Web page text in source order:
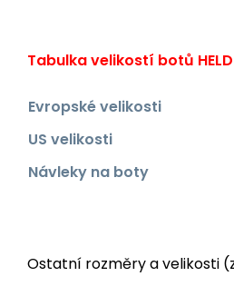
Tabulka velikostí botů HELD
Evropské velikosti
US velikosti
Návleky na boty
Ostatní rozměry a velikosti